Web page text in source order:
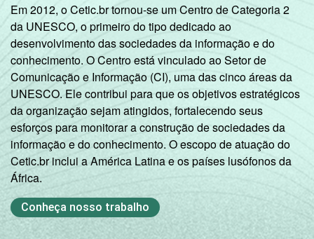
Em 2012, o Cetic.br tornou-se um Centro de Categoria 2
da UNESCO, o primeiro do tipo dedicado ao
desenvolvimento das sociedades da informação e do
conhecimento. O Centro está vinculado ao Setor de
Comunicação e Informação (CI), uma das cinco áreas da
UNESCO. Ele contribui para que os objetivos estratégicos
da organização sejam atingidos, fortalecendo seus
esforços para monitorar a construção de sociedades da
informação e do conhecimento. O escopo de atuação do
Cetic.br inclui a América Latina e os países lusófonos da
África.
Conheça nosso trabalho